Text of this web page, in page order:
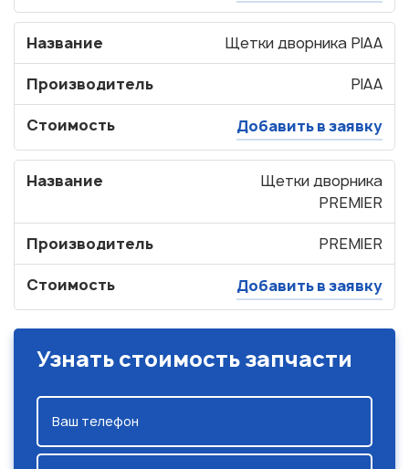
Название Щетки дворника PIAA
Производитель PIAA
Стоимость Добавить в заявку
Название
Щетки дворника
PREMIER
Производитель PREMIER
Стоимость Добавить в заявку
Узнать стоимость запчасти
Ваш телефон